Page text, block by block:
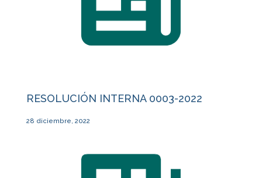
RESOLUCIÓN INTERNA 0003-2022
28 diciembre, 2022